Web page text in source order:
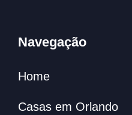
Navegação
Home
Casas em Orlando